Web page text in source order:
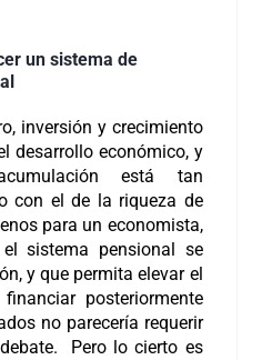
un sistema de
inversión y crecimiento
desarrollo económico, y
está tan
con el de la riqueza de
para un economista,
sistema pensional se
y que permita elevar el
posteriormente
no parecería requerir
Pero lo cierto es